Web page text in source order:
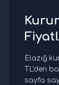
Elazığ
TL'den
sayfa